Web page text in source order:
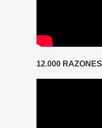
12.000 RAZONES